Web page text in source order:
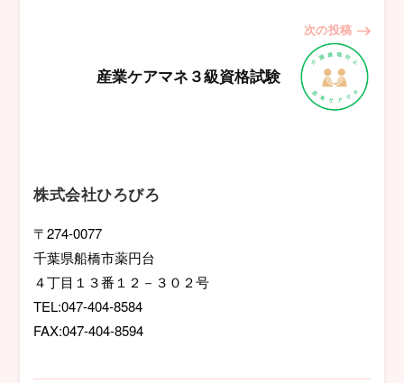
シ
ョ
ン
次の投稿
産業ケアマネ３級資格試験
株式会社ひろびろ
〒274-0077
千葉県船橋市薬円台
４丁目１３番１２－３０２号
TEL:047-404-8584
FAX:047-404-8594